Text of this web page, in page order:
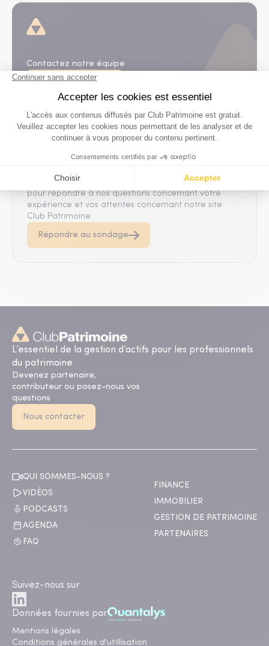
Contactez notre équipe
Contactez nous
Sondage Club Patrimoine - A vos
suggestions !
remarques et suggestions. Prenez quelques instants
pour répondre à nos questions concernant votre
expérience et vos attentes concernant notre site
Club Patrimoine.
Répondre au sondage
L’essentiel de la gestion d’actifs pour les professionnels
du patrimoine
Devenez partenaire,
contributeur ou posez-nous vos
questions
Nous contacter
QUI SOMMES-NOUS ?
VIDÉOS
PODCASTS
AGENDA
FAQ
FINANCE
IMMOBILIER
GESTION DE PATRIMOINE
PARTENAIRES
Suivez-nous sur
Données fournies par
Mentions légales
Conditions générales d'utillisation